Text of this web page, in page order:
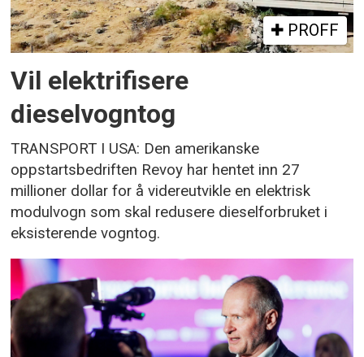
PROFF
Vil elektrifisere
dieselvogntog
TRANSPORT I USA: Den amerikanske
oppstartsbedriften Revoy har hentet inn 27
millioner dollar for å videreutvikle en elektrisk
modulvogn som skal redusere dieselforbruket i
eksisterende vogntog.